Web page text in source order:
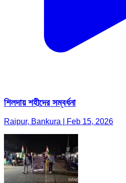
শিলদায় শহীদের সম্বর্ধনা
Raipur, Bankura | Feb 15, 2026